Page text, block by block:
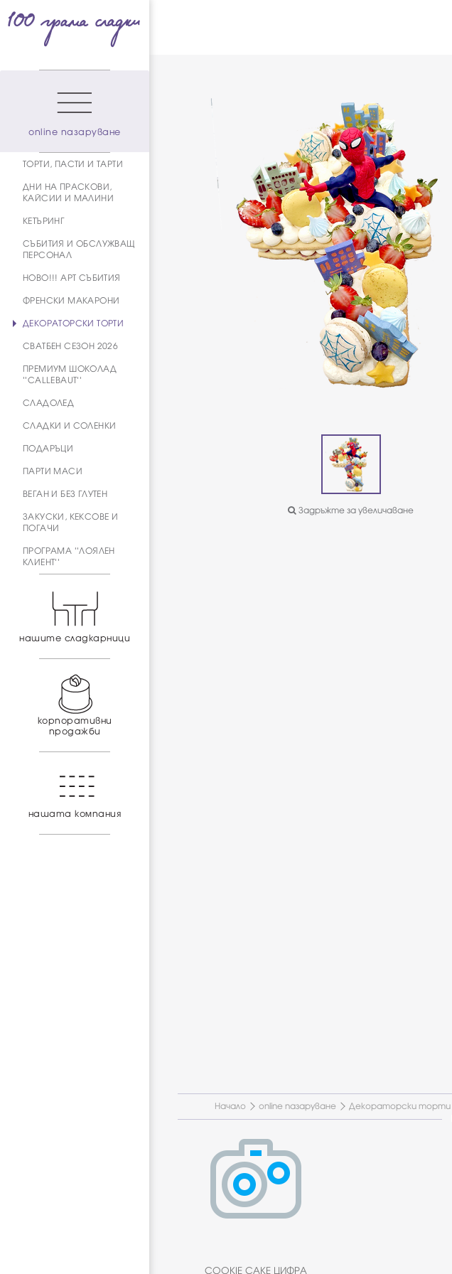
online пазаруване
ТОРТИ, ПАСТИ И ТАРТИ
ДНИ НА ПРАСКОВИ,
КАЙСИИ И МАЛИНИ
КЕТЪРИНГ
СЪБИТИЯ И ОБСЛУЖВАЩ
ПЕРСОНАЛ
НОВО!!! АРТ СЪБИТИЯ
ФРЕНСКИ МАКАРОНИ
ДЕКОРАТОРСКИ ТОРТИ
СВАТБЕН СЕЗОН 2026
ПРЕМИУМ ШОКОЛАД
''CALLEBAUT''
СЛАДОЛЕД
СЛАДКИ И СОЛЕНКИ
ПОДАРЪЦИ
ПАРТИ МАСИ
ВЕГАН И БЕЗ ГЛУТЕН
ЗАКУСКИ, КЕКСОВЕ И
ПОГАЧИ
ПРОГРАМА ''ЛОЯЛЕН
КЛИЕНТ''
нашите сладкарници
корпоративни
продажби
нашата компания
Задръжте за увеличаване
Начало online пазаруване Декораторски торти
COOKIE CAKE ЦИФРА